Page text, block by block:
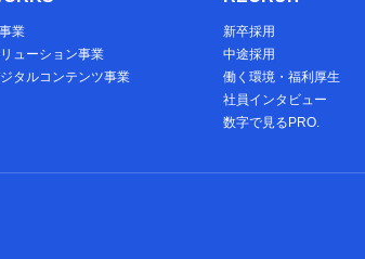
業
ューション事業
タルコンテンツ事業
新卒採用
中途採用
働く環境・福利厚生
社員インタビュー
数字で見るPRO.